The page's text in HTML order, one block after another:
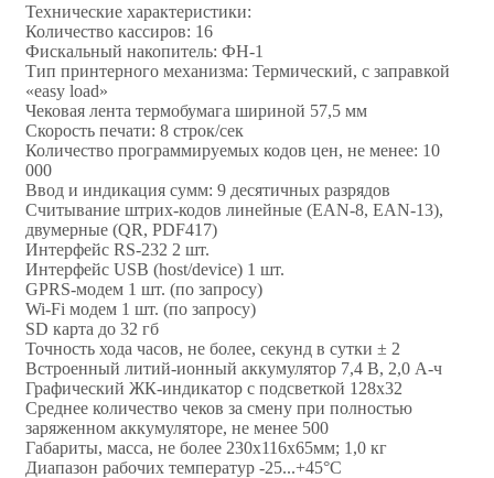
Технические характеристики:
Количество кассиров: 16
Фискальный накопитель: ФН-1
Тип принтерного механизма: Термический, с заправкой
«easy load»
Чековая лента термобумага шириной 57,5 мм
Скорость печати: 8 строк/сек
Количество программируемых кодов цен, не менее: 10
000
Ввод и индикация сумм: 9 десятичных разрядов
Считывание штрих-кодов линейные (EAN-8, ЕАN-13),
двумерные (QR, PDF417)
Интерфейс RS-232 2 шт.
Интерфейс USB (host/device) 1 шт.
GPRS-модем 1 шт. (по запросу)
Wi-Fi модем 1 шт. (по запросу)
SD карта до 32 гб
Точность хода часов, не более, секунд в сутки ± 2
Встроенный литий-ионный аккумулятор 7,4 В, 2,0 А-ч
Графический ЖК-индикатор с подсветкой 128х32
Среднее количество чеков за смену при полностью
заряженном аккумуляторе, не менее 500
Габариты, масса, не более 230х116х65мм; 1,0 кг
Диапазон рабочих температур -25...+45°С